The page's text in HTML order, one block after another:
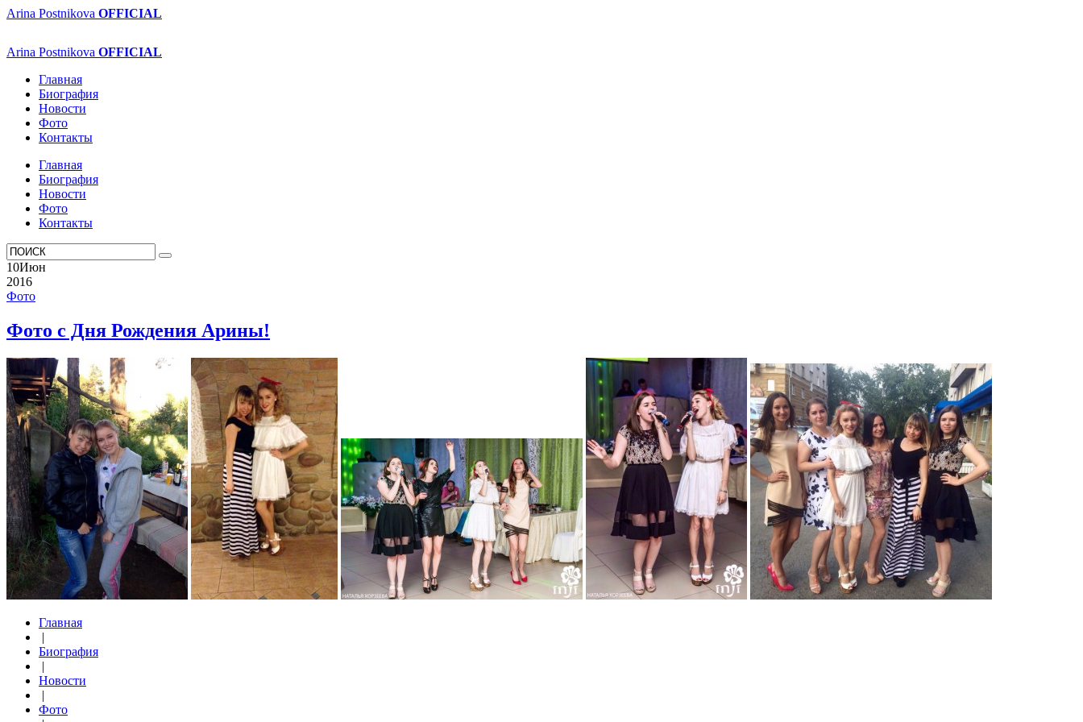
Arina Postnikova OFFICIAL
Arina Postnikova OFFICIAL
Главная
Биография
Новости
Фото
Контакты
Главная
Биография
Новости
Фото
Контакты
10Июн
2016
Фото
Фото с Дня Рождения Арины!
Главная
|
Биография
|
Новости
|
Фото